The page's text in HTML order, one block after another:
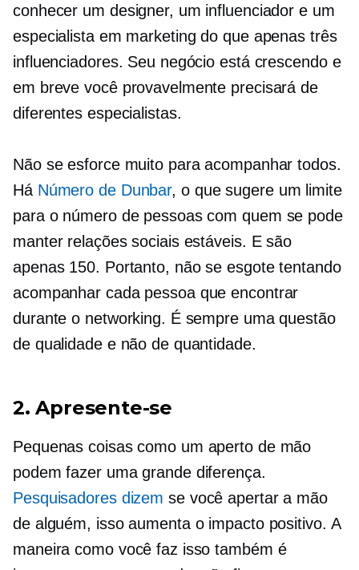
conhecer um designer, um influenciador e um
especialista em marketing do que apenas três
influenciadores. Seu negócio está crescendo e
em breve você provavelmente precisará de
diferentes especialistas.
Não se esforce muito para acompanhar todos.
Há Número de Dunbar, o que sugere um limite
para o número de pessoas com quem se pode
manter relações sociais estáveis. E são
apenas 150. Portanto, não se esgote tentando
acompanhar cada pessoa que encontrar
durante o networking. É sempre uma questão
de qualidade e não de quantidade.
2. Apresente-se
Pequenas coisas como um aperto de mão
podem fazer uma grande diferença.
Pesquisadores dizem se você apertar a mão
de alguém, isso aumenta o impacto positivo. A
maneira como você faz isso também é